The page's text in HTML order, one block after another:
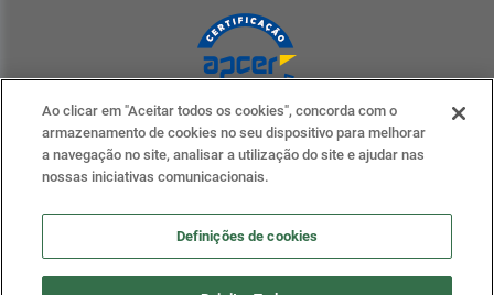
ERS nas redes sociais
Ao clicar em "Aceitar todos os cookies", concorda com o
armazenamento de cookies no seu dispositivo para melhorar
a navegação no site, analisar a utilização do site e ajudar nas
nossas iniciativas comunicacionais.
Definições de cookies